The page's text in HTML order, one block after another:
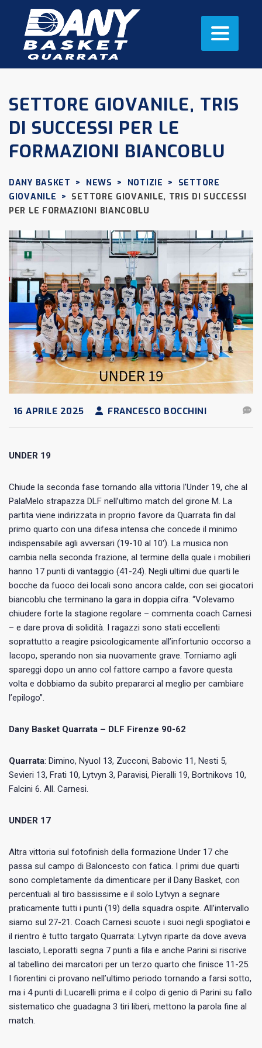
SETTORE GIOVANILE, TRIS
DI SUCCESSI PER LE
FORMAZIONI BIANCOBLU
DANY BASKET > NEWS > NOTIZIE >
SETTORE
GIOVANILE > SETTORE GIOVANILE, TRIS DI SUCCESSI
PER LE FORMAZIONI BIANCOBLU
16 APRILE 2025 FRANCESCO BOCCHINI
UNDER 19
Chiude la seconda fase tornando alla vittoria l’Under 19, che al
PalaMelo strapazza DLF nell’ultimo match del girone M. La
partita viene indirizzata in proprio favore da Quarrata fin dal
primo quarto con una difesa intensa che concede il minimo
indispensabile agli avversari (19-10 al 10′). La musica non
cambia nella seconda frazione, al termine della quale i mobilieri
hanno 17 punti di vantaggio (41-24). Negli ultimi due quarti le
bocche da fuoco dei locali sono ancora calde, con sei giocatori
biancoblu che terminano la gara in doppia cifra. “Volevamo
chiudere forte la stagione regolare – commenta coach Carnesi
– e dare prova di solidità. I ragazzi sono stati eccellenti
soprattutto a reagire psicologicamente all’infortunio occorso a
Iacopo, sperando non sia nuovamente grave. Torniamo agli
spareggi dopo un anno col fattore campo a favore questa
volta e dobbiamo da subito prepararci al meglio per cambiare
l’epilogo”.
Dany Basket Quarrata – DLF Firenze 90-62
Quarrata: Dimino, ⁠Nyuol 13, ⁠Zucconi, Babovic 11, Nesti 5,
Sevieri 13, Frati 10, Lytvyn 3, Paravisi, Pieralli 19, Bortnikovs 10,
Falcini 6. All. Carnesi.
UNDER 17
Altra vittoria sul fotofinish della formazione Under 17 che
passa sul campo di Baloncesto con fatica. I primi due quarti
sono completamente da dimenticare per il Dany Basket, con
percentuali al tiro bassissime e il solo Lytvyn a segnare
praticamente tutti i punti (19) della squadra ospite. All’intervallo
siamo sul 27-21. Coach Carnesi scuote i suoi negli spogliatoi e
il rientro è tutto targato Quarrata: Lytvyn riparte da dove aveva
lasciato, Leporatti segna 7 punti a fila e anche Parini si riscrive
al tabellino dei marcatori per un terzo quarto che finisce 11-25.
I fiorentini ci provano nell’ultimo periodo tornando a farsi sotto,
ma i 4 punti di Lucarelli prima e il colpo di genio di Parini su fallo
sistematico che guadagna 3 tiri liberi, mettono la parola fine al
match.